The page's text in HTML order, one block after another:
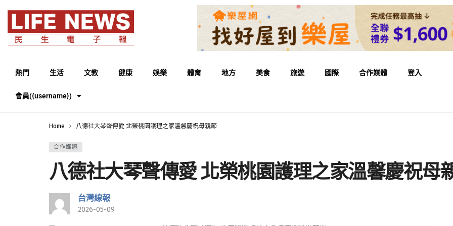
熱門 生活 文教 健康 娛樂 體育 地方 美食 旅遊 國際 合作媒體 登入
會員({username})
Home 八德社大琴聲傳愛 北榮桃園護理之家溫馨慶祝母親節
合作媒體
八德社大琴聲傳愛 北榮桃園護理之家溫馨慶祝母
台灣線報
2026-05-09